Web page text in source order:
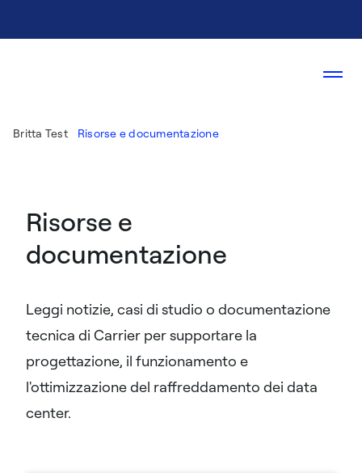
Britta Test Risorse e documentazione
Risorse e
documentazione
Leggi notizie, casi di studio o documentazione
tecnica di Carrier per supportare la
progettazione, il funzionamento e
l'ottimizzazione del raffreddamento dei data
center.